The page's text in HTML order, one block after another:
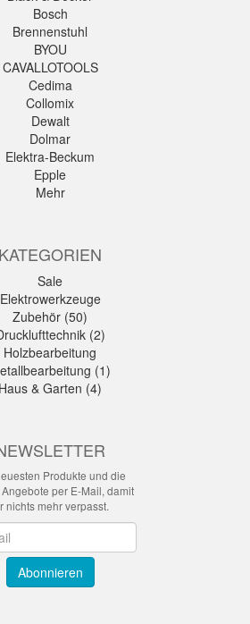
Bosch
Brennenstuhl
BYOU
CAVALLOTOOLS
Cedima
Collomix
Dewalt
Dolmar
Elektra-Beckum
Epple
Mehr
KATEGORIEN
Sale
Elektrowerkzeuge
Zubehör (50)
(2)
Holzbearbeitung
(1)
Haus & Garten (4)
Produkte und die
per E-Mail, damit
nichts mehr verpasst.
Abonnieren